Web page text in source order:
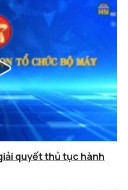
quyết thủ tục hành